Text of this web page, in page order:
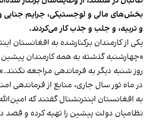
بخش‌های مالی و لوجستیکی، جرایم جنایی
و تربیه، و جلب و جذب کار می‌کردند.
یکی از کارمندان برکنارشده به افغانستان
«چهارشنبه گذشته به همه کارمندان
روز شنبه دیگر به فرماندهی مراجعه نکنند.»
در ماه ثور سال جاری، منابع از فرماندهی
به افغانستان اینترنشنال گفتند که
نظامیان دولت پیشین را تهیه کرده و قصد